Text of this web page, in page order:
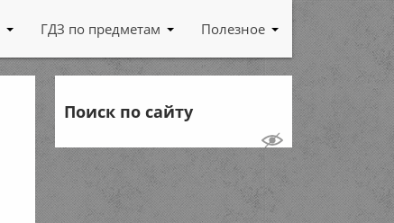
ГДЗ по предметам Полезное
Поиск по сайту